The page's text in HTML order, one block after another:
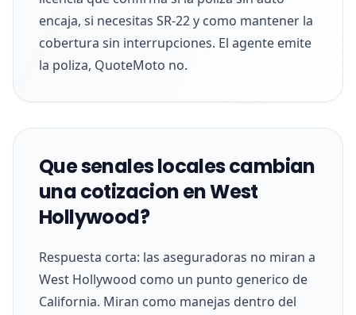
encaja, si necesitas SR-22 y como mantener la
cobertura sin interrupciones. El agente emite
la poliza, QuoteMoto no.
Que senales locales cambian
una cotizacion en West
Hollywood?
Respuesta corta: las aseguradoras no miran a
West Hollywood como un punto generico de
California. Miran como manejas dentro del